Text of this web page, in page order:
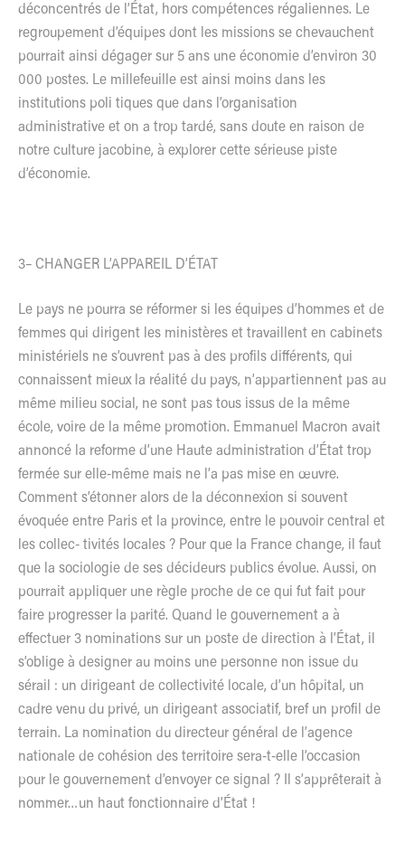
déconcentrés de l’État, hors compétences régaliennes. Le
regroupement d’équipes dont les missions se chevauchent
pourrait ainsi dégager sur 5 ans une économie d’environ 30
000 postes. Le millefeuille est ainsi moins dans les
institutions poli tiques que dans l’organisation
administrative et on a trop tardé, sans doute en raison de
notre culture jacobine, à explorer cette sérieuse piste
d’économie.
3– CHANGER L’APPAREIL D’ÉTAT
Le pays ne pourra se réformer si les équipes d’hommes et de
femmes qui dirigent les ministères et travaillent en cabinets
ministériels ne s’ouvrent pas à des profils différents, qui
connaissent mieux la réalité du pays, n’appartiennent pas au
même milieu social, ne sont pas tous issus de la même
école, voire de la même promotion. Emmanuel Macron avait
annoncé la reforme d’une Haute administration d’État trop
fermée sur elle-même mais ne l’a pas mise en œuvre.
Comment s’étonner alors de la déconnexion si souvent
évoquée entre Paris et la province, entre le pouvoir central et
les collec- tivités locales ? Pour que la France change, il faut
que la sociologie de ses décideurs publics évolue. Aussi, on
pourrait appliquer une règle proche de ce qui fut fait pour
faire progresser la parité. Quand le gouvernement a à
effectuer 3 nominations sur un poste de direction à l’État, il
s’oblige à designer au moins une personne non issue du
sérail : un dirigeant de collectivité locale, d’un hôpital, un
cadre venu du privé, un dirigeant associatif, bref un profil de
terrain. La nomination du directeur général de l’agence
nationale de cohésion des territoire sera-t-elle l’occasion
pour le gouvernement d’envoyer ce signal ? Il s’apprêterait à
nommer…un haut fonctionnaire d’État !